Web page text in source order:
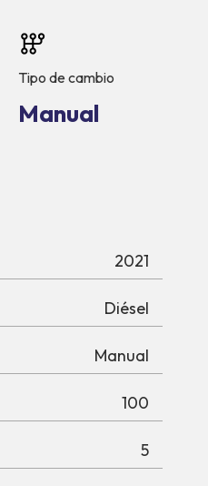
Tipo de cambio
Manual
2021
Diésel
Manual
100
5